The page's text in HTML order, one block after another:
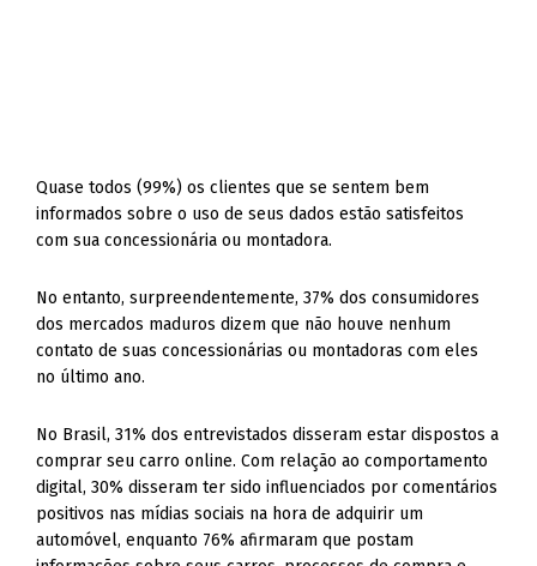
Quase todos (99%) os clientes que se sentem bem
informados sobre o uso de seus dados estão satisfeitos
com sua concessionária ou montadora.
No entanto, surpreendentemente, 37% dos consumidores
dos mercados maduros dizem que não houve nenhum
contato de suas concessionárias ou montadoras com eles
no último ano.
No Brasil, 31% dos entrevistados disseram estar dispostos a
comprar seu carro online. Com relação ao comportamento
digital, 30% disseram ter sido influenciados por comentários
positivos nas mídias sociais na hora de adquirir um
automóvel, enquanto 76% afirmaram que postam